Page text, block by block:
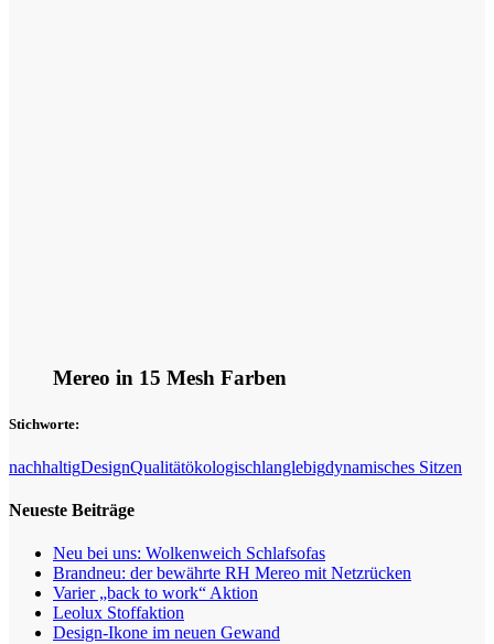
Mereo in 15 Mesh Farben
Stichworte:
nachhaltigDesignQualitätökologischlanglebigdynamisches Sitzen
Neueste Beiträge
Neu bei uns: Wolkenweich Schlafsofas
Brandneu: der bewährte RH Mereo mit Netzrücken
Varier „back to work“ Aktion
Leolux Stoffaktion
Design-Ikone im neuen Gewand